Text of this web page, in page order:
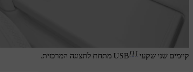
קיימים שני שקעי USB [1] מתחת לתצוגה המרכזית.